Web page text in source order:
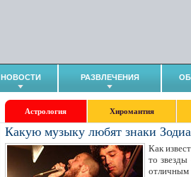
НОВОСТИ РАЗВЛЕЧЕНИЯ
Астрология Хиромантия
Какую музыку любят знаки
Как
то
отличным